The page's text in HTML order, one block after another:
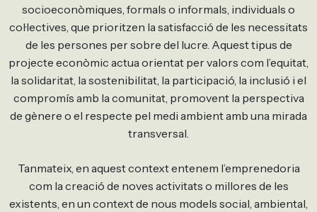
socioeconòmiques, formals o informals, individuals o
col·lectives, que prioritzen la satisfacció de les necessitats
de les persones per sobre del lucre. Aquest tipus de
projecte econòmic actua orientat per valors com l’equitat,
la solidaritat, la sostenibilitat, la participació, la inclusió i el
compromís amb la comunitat, promovent la perspectiva
de gènere o el respecte pel medi ambient amb una mirada
transversal.
Tanmateix, en aquest context entenem l’emprenedoria
com la creació de noves activitats o millores de les
existents, en un context de nous models social, ambiental,